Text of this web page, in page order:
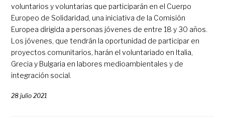
voluntarios y voluntarias que participarán en el Cuerpo
Europeo de Solidaridad, una iniciativa de la Comisión
Europea dirigida a personas jóvenes de entre 18 y 30 años.
Los jóvenes, que tendrán la oportunidad de participar en
proyectos comunitarios, harán el voluntariado en Italia,
Grecia y Bulgaria en labores medioambientales y de
integración social.
28 julio 2021